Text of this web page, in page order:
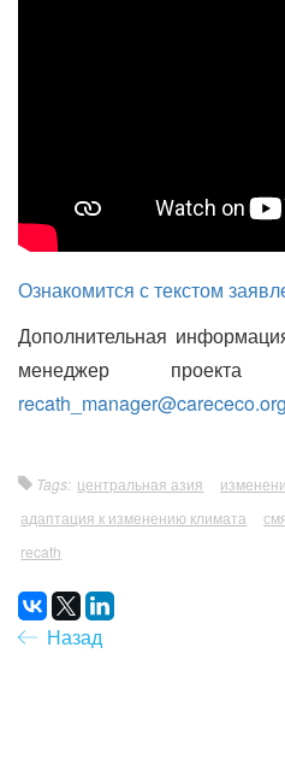
Ознакомится с текстом
Дополнительная
менеджер
recath_manager@carececo.org
Tags: центральная азия
адаптация к изменению климата
recath
Назад